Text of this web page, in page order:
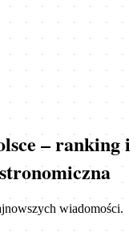
– ranking i
wiadomości.